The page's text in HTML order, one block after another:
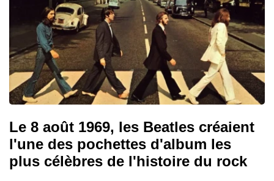
Le 8 août 1969, les Beatles créaient
l'une des pochettes d'album les
plus célèbres de l'histoire du rock